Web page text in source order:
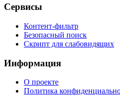
Сервисы
Контент-фильтр
Безопасный поиск
Скрипт для слабовидящих
Информация
О проекте
Политика